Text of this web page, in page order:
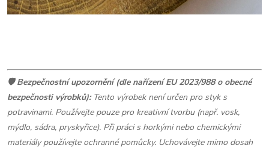
🛡️ Bezpečnostní upozornění (dle nařízení EU 2023/988 o obecné
bezpečnosti výrobků): Tento výrobek není určen pro styk s
potravinami. Používejte pouze pro kreativní tvorbu (např. vosk,
mýdlo, sádra, pryskyřice). Při práci s horkými nebo chemickými
materiály používejte ochranné pomůcky. Uchovávejte mimo dosah